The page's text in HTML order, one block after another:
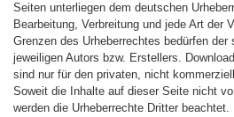
Seiten unterliegen dem deutschen
Bearbeitung, Verbreitung und jede Art der
Grenzen des Urheberrechtes bedürfen
jeweiligen Autors bzw. Erstellers.
sind nur für den privaten, nicht
Soweit die Inhalte auf dieser Seite nicht
werden die Urheberrechte Dritter